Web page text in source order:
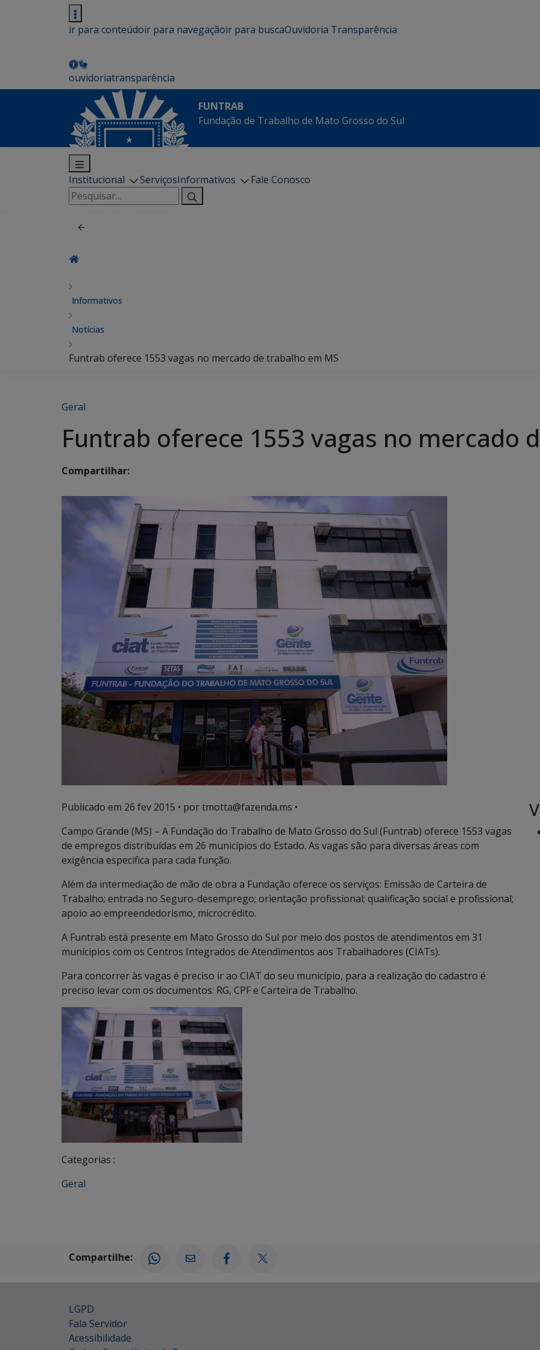
ir para conteúdoir para navegaçãoir para buscaOuvidoria Transparência
ouvidoriatransparência
FUNTRAB
Fundação de Trabalho de Mato Grosso do Sul
Institucional ServiçosInformativos
Fale Conosco
Pesquisar
por:
Informativos
Notícias
Funtrab oferece 1553 vagas no mercado de trabalho em MS
Geral
Funtrab oferece 1553 vagas no mercado
Compartilhar:
Publicado em 26 fev 2015 • por tmotta@fazenda.ms •
Campo Grande (MS) – A Fundação do Trabalho de Mato Grosso do Sul (Funtrab) oferece 1553 vagas
de empregos distribuídas em 26 municípios do Estado. As vagas são para diversas áreas com
exigência especifica para cada função.
Além da intermediação de mão de obra a Fundação oferece os serviços: Emissão de Carteira de
Trabalho; entrada no Seguro-desemprego; orientação profissional; qualificação social e profissional;
apoio ao empreendedorismo, microcrédito.
A Funtrab está presente em Mato Grosso do Sul por meio dos postos de atendimentos em 31
munícipios com os Centros Integrados de Atendimentos aos Trabalhadores (CIATs).
Para concorrer às vagas é preciso ir ao CIAT do seu município, para a realização do cadastro é
preciso levar com os documentos: RG, CPF e Carteira de Trabalho.
Categorias :
Geral
Compartilhe:
LGPD
Fala Servidor
Acessibilidade